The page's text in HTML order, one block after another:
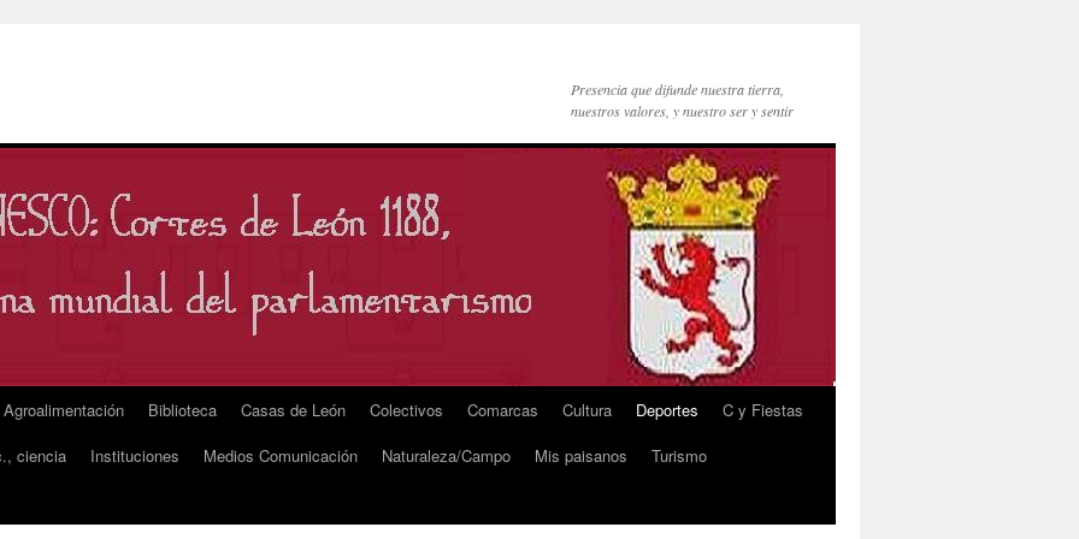
Presencia que difunde nuestra tierra,
nuestros valores, y nuestro ser y sentir
Agroalimentación Biblioteca Casas de León Colectivos Comarcas Cultura Deportes
C y Fiestas
ciencia Instituciones Medios Comunicación Naturaleza/Campo Mis paisanos
Turismo